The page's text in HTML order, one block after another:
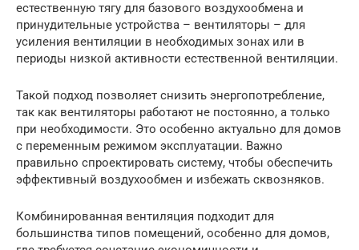
естественную тягу для базового воздухообмена и
принудительные устройства – вентиляторы – для
усиления вентиляции в необходимых зонах или в
периоды низкой активности естественной вентиляции.
Такой подход позволяет снизить энергопотребление,
так как вентиляторы работают не постоянно, а только
при необходимости. Это особенно актуально для домов
с переменным режимом эксплуатации. Важно
правильно спроектировать систему, чтобы обеспечить
эффективный воздухообмен и избежать сквозняков.
Комбинированная вентиляция подходит для
большинства типов помещений, особенно для домов,